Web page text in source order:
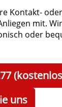
Kontakt-
mit.
oder
uns